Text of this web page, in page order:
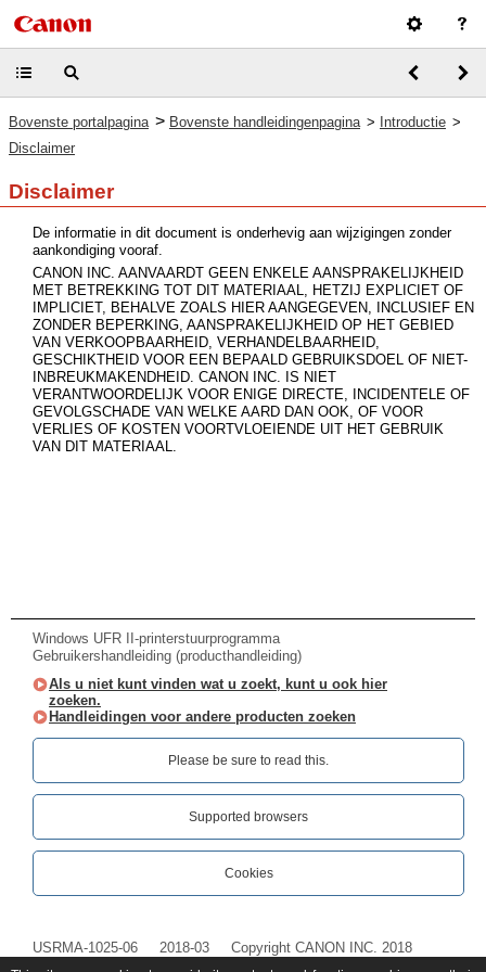
Bovenste portalpagina > Bovenste handleidingenpagina > Introductie >
Disclaimer
Disclaimer
De informatie in dit document is onderhevig aan wijzigingen zonder
aankondiging vooraf.
CANON INC. AANVAARDT GEEN ENKELE AANSPRAKELIJKHEID
MET BETREKKING TOT DIT MATERIAAL, HETZIJ EXPLICIET OF
IMPLICIET, BEHALVE ZOALS HIER AANGEGEVEN, INCLUSIEF EN
ZONDER BEPERKING, AANSPRAKELIJKHEID OP HET GEBIED
VAN VERKOOPBAARHEID, VERHANDELBAARHEID,
GESCHIKTHEID VOOR EEN BEPAALD GEBRUIKSDOEL OF NIET-
INBREUKMAKENDHEID. CANON INC. IS NIET
VERANTWOORDELIJK VOOR ENIGE DIRECTE, INCIDENTELE OF
GEVOLGSCHADE VAN WELKE AARD DAN OOK, OF VOOR
VERLIES OF KOSTEN VOORTVLOEIENDE UIT HET GEBRUIK
VAN DIT MATERIAAL.
Windows UFR II-printerstuurprogramma
Gebruikershandleiding (producthandleiding)
Als u niet kunt vinden wat u zoekt, kunt u ook hier
zoeken.
Handleidingen voor andere producten zoeken
Please be sure to read this.‎
Supported browsers
Cookies
USRMA-1025-06 2018-03 Copyright CANON INC. 2018